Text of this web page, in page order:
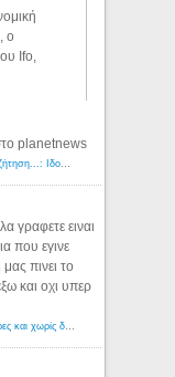
ο
Ifo,
planetnews
Λόγιος Ερμής | Η γνώση ξεκινάει με την αναζήτηση...: Ιδού οι 18 που χρωστούν 11 δις ευρώ!
γραφετε ειναι
που εγινε
πινει το
και οχι υπερ
Εφορία: Κατάσχονται όλα ύστερα από 30 μέρες και χωρίς δικαστικές αποφάσεις - Λόγιος Ερμής